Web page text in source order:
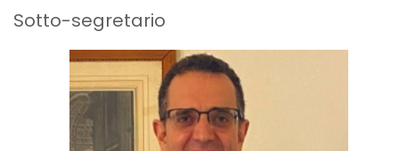
Sotto-segretario